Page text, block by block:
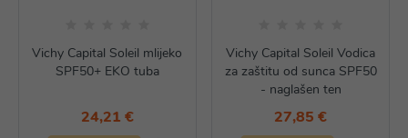
Vichy Capital Soleil mlijeko
SPF50+ EKO tuba
24,21 €
Vichy Capital Soleil Vodica
za zaštitu od sunca SPF50
- naglašen ten
27,85 €